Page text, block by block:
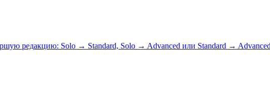
редакцию: Solo → Standard, Solo → Advanced или Standard →